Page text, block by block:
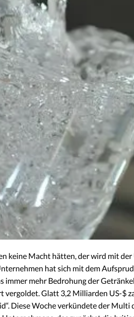
keine Macht hätten, der wird mit
hat sich mit dem
immer mehr Bedrohung der
vergoldet. Glatt 3,2 Milliarden US-$
Diese Woche verkündete der Multi